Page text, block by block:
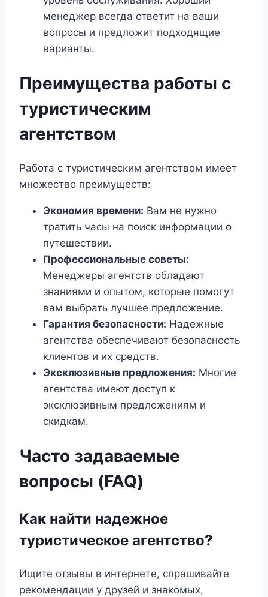
менеджер всегда ответит на ваши
вопросы и предложит подходящие
варианты.
Преимущества работы с
туристическим
агентством
Работа с туристическим агентством имеет
множество преимуществ:
Экономия времени: Вам не нужно
тратить часы на поиск информации о
путешествии.
Профессиональные советы:
Менеджеры агентств обладают
знаниями и опытом, которые помогут
вам выбрать лучшее предложение.
Гарантия безопасности: Надежные
агентства обеспечивают безопасность
клиентов и их средств.
Эксклюзивные предложения: Многие
агентства имеют доступ к
эксклюзивным предложениям и
скидкам.
Часто задаваемые
вопросы (FAQ)
Как найти надежное
туристическое агентство?
Ищите отзывы в интернете, спрашивайте
рекомендации у друзей и знакомых,